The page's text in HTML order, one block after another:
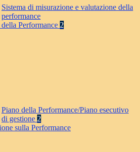
Sistema di misurazione e valutazione della
performance
Performance 2
Piano della Performance/Piano esecutivo
di gestione 2
sulla Performance